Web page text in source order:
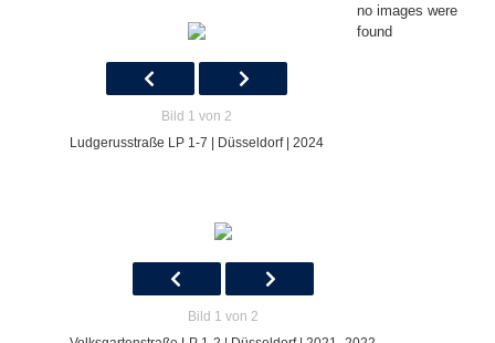
Bild 1 von 2
Ludgerusstraße LP 1-7 | Düsseldorf | 2024
Bild 1 von 2
no images were
found